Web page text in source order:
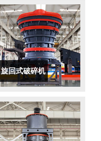
旋回式破碎机